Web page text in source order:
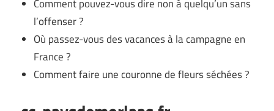
Comment pouvez-vous dire non à quelqu’un sans
l’offenser ?
Où passez-vous des vacances à la campagne en
France ?
Comment faire une couronne de fleurs séchées ?